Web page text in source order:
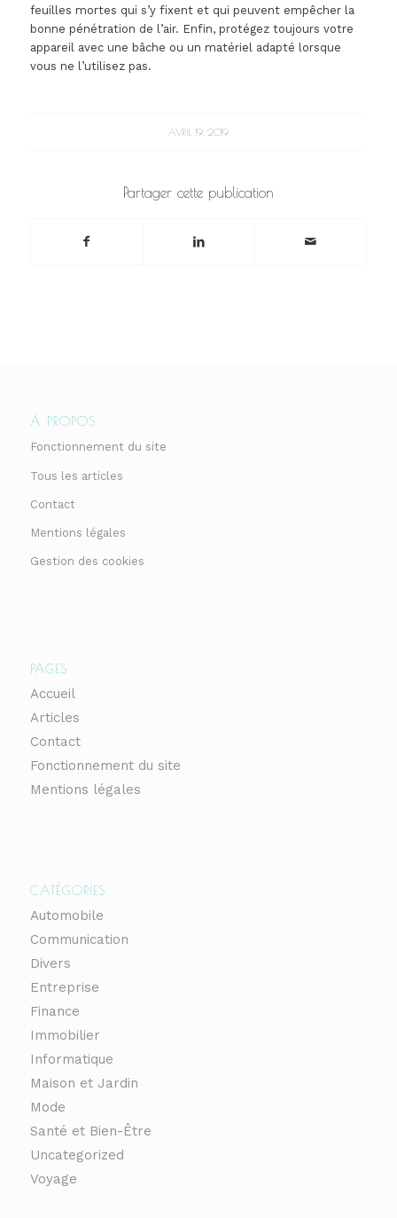
feuilles mortes qui s’y fixent et qui peuvent empêcher la
bonne pénétration de l’air. Enfin, protégez toujours votre
appareil avec une bâche ou un matériel adapté lorsque
vous ne l’utilisez pas.
AVRIL 19, 2019
Partager cette publication
À PROPOS
Fonctionnement du site
Tous les articles
Contact
Mentions légales
Gestion des cookies
PAGES
Accueil
Articles
Contact
Fonctionnement du site
Mentions légales
CATÉGORIES
Automobile
Communication
Divers
Entreprise
Finance
Immobilier
Informatique
Maison et Jardin
Mode
Santé et Bien-Être
Uncategorized
Voyage